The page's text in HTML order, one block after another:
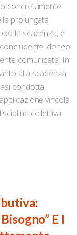
concretamente
prolungata
la scadenza, è
idoneo
comunicata. In
alla scadenza
condotta
vincola
collettiva
E I